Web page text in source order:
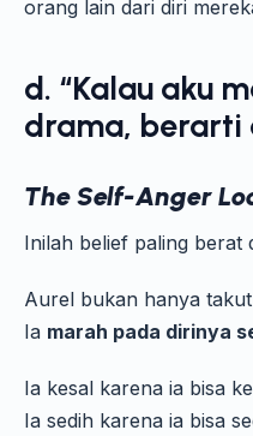
orang lain dari diri
d. “Kalau aku
drama, berarti
The Self-Anger
Inilah belief paling berat
Aurel bukan hanya
Ia marah pada dirinya
Ia kesal karena ia bisa
Ia sedih karena ia bisa